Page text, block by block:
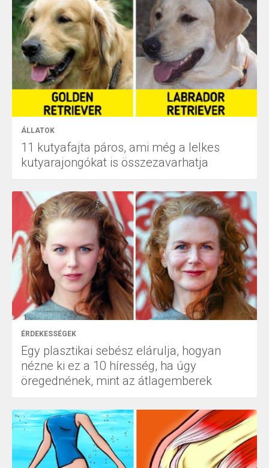
ÁLLATOK
11 kutyafajta páros, ami még a lelkes
kutyarajongókat is összezavarhatja
ÉRDEKESSÉGEK
Egy plasztikai sebész elárulja, hogyan
nézne ki ez a 10 híresség, ha úgy
öregednének, mint az átlagemberek